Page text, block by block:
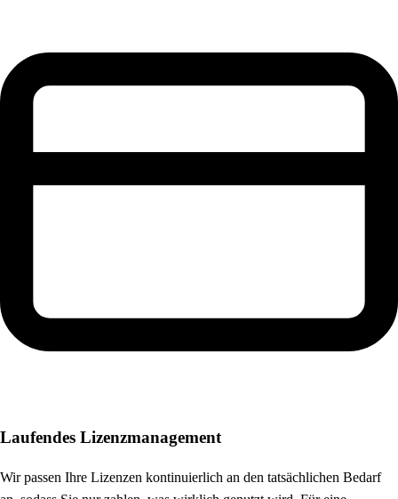
Laufendes Lizenzmanagement
Wir passen Ihre Lizenzen kontinuierlich an den tatsächlichen Bedarf